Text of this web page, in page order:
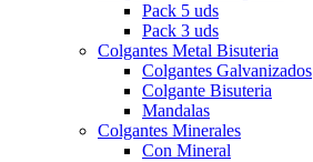
Pack 5 uds
Pack 3 uds
Colgantes Metal Bisuteria
Colgantes Galvanizados
Colgante Bisuteria
Mandalas
Colgantes Minerales
Con Mineral